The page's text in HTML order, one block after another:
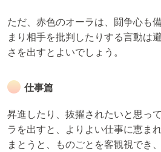
ただ、赤色のオーラは、闘争心も
まり相手を批判したりする言動は
さを出すとよいでしょう。
仕事篇
昇進したり、抜擢されたいと思っ
ラを出すと、よりよい仕事に恵ま
まとうと、ものごとを客観視でき